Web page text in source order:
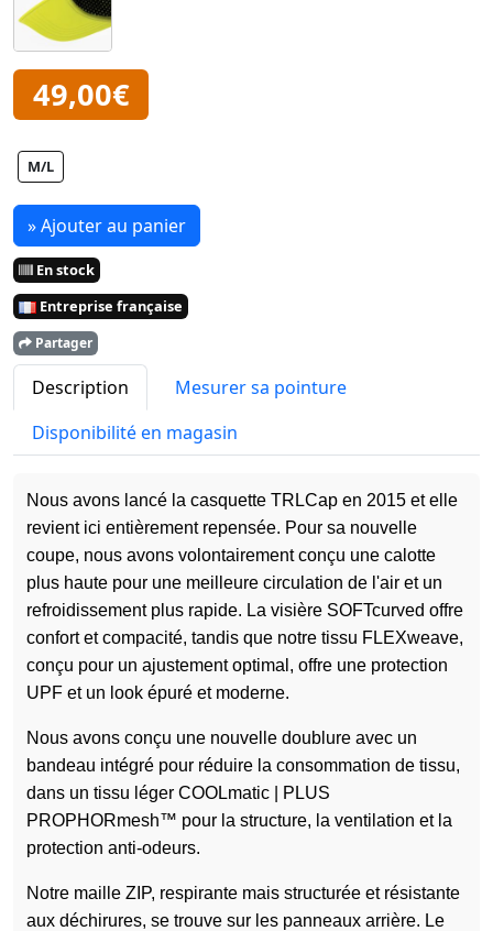
49,00€
M/L
» Ajouter au panier
En stock
Entreprise française
Partager
Description
Mesurer sa pointure
Disponibilité en magasin
Nous avons lancé la casquette TRLCap en 2015 et elle
revient ici entièrement repensée. Pour sa nouvelle
coupe, nous avons volontairement conçu une calotte
plus haute pour une meilleure circulation de l'air et un
refroidissement plus rapide. La visière SOFTcurved offre
confort et compacité, tandis que notre tissu FLEXweave,
conçu pour un ajustement optimal, offre une protection
UPF et un look épuré et moderne.
Nous avons conçu une nouvelle doublure avec un
bandeau intégré pour réduire la consommation de tissu,
dans un tissu léger COOLmatic | PLUS
PROPHORmesh™ pour la structure, la ventilation et la
protection anti-odeurs.
Notre maille ZIP, respirante mais structurée et résistante
aux déchirures, se trouve sur les panneaux arrière. Le